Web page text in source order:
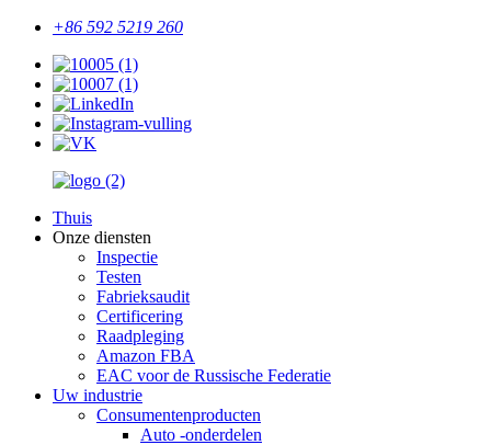
+86 592 5219 260
Thuis
Onze diensten
Inspectie
Testen
Fabrieksaudit
Certificering
Raadpleging
Amazon FBA
EAC voor de Russische Federatie
Uw industrie
Consumentenproducten
Auto -onderdelen